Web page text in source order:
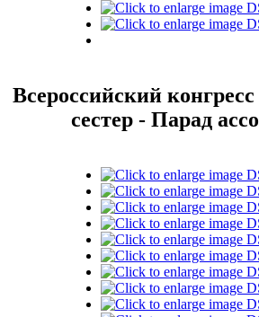
Всероссийский
сестер - Парад